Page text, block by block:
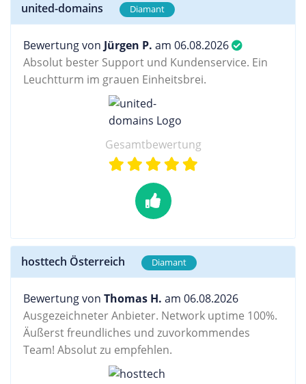
united-domains Diamant
Bewertung von Jürgen P. am 06.08.2026
Absolut bester Support und Kundenservice. Ein
Leuchtturm im grauen Einheitsbrei.
Gesamtbewertung
hosttech Österreich Diamant
Bewertung von Thomas H. am 06.08.2026
Ausgezeichneter Anbieter. Network uptime 100%.
Äußerst freundliches und zuvorkommendes
Team! Absolut zu empfehlen.